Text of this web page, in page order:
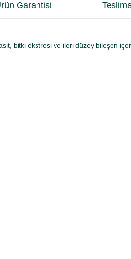
Garantisi
bitki ekstresi ve ileri düzey bileşen